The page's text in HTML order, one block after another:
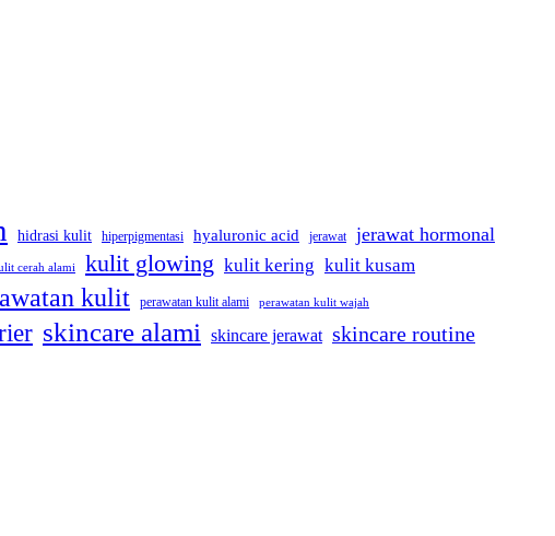
hidrasi kulit hiperpigmentasi hyaluronic acid jerawat jerawat hormonal
cerah alami kulit glowing kulit kering kulit kusam
kulit perawatan kulit alami perawatan kulit wajah
skincare alami skincare jerawat skincare routine